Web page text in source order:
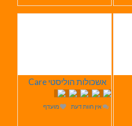
אשכולות הוליסטי Care
אין חוות דעת מועדף